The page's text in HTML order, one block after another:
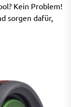
Kein Problem!
sorgen dafür,